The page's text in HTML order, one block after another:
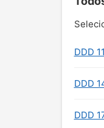
DDD 11
DDD
DDD